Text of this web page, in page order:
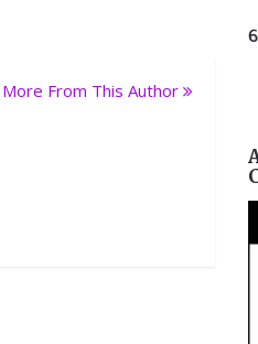
More From This Author